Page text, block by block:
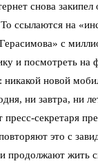
снова
ссылаются на
с
и посмотреть на
никакой новой
ни завтра, ни
секретаря
это с
продолжают жить